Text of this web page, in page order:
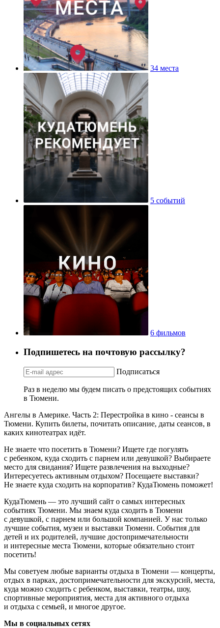
34 места
5 событий
6 фильмов
Подпишетесь на почтовую рассылку?
Подписаться
Раз в неделю мы будем писать о предстоящих событиях
в Тюмени.
Ангелы в Америке. Часть 2: Перестройка в кино - сеансы в
Тюмени. Купить билеты, почитать описание, даты сеансов, в
каких кинотеатрах идёт.
Не знаете что посетить в Тюмени? Ищете где погулять
с ребенком, куда сходить с парнем или девушкой? Выбираете
место для свидания? Ищете развлечения на выходные?
Интересуетесь активным отдыхом? Посещаете выставки?
Не знаете куда сходить на корпоратив? КудаТюмень поможет!
КудаТюмень — это лучший сайт о самых интересных
событиях Тюмени. Мы знаем куда сходить в Тюмени
с девушкой, с парнем или большой компанией. У нас только
лучшие события, музеи и выставки Тюмени. События для
детей и их родителей, лучшие достопримечательности
и интересные места Тюмени, которые обязательно стоит
посетить!
Мы советуем любые варианты отдыха в Тюмени — концерты,
отдых в парках, достопримечательности для экскурсий, места,
куда можно сходить с ребенком, выставки, театры, шоу,
спортивные мероприятия, места для активного отдыха
и отдыха с семьей, и многое другое.
Мы в социальных сетях